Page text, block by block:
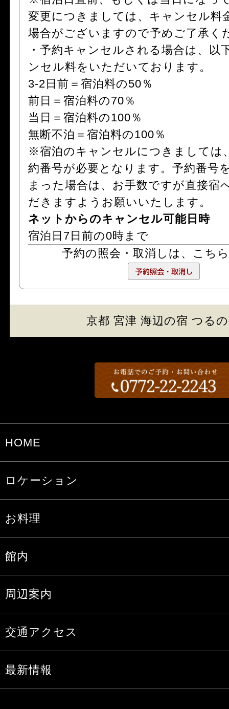
変更につきましては、キャンセル料
場合がございますので予めご了承く
・予約キャンセルされる場合は、以
ンセル料をいただいております。
3-2日前＝宿泊料の50％
前日＝宿泊料の70％
当日＝宿泊料の100％
無断不泊＝宿泊料の100％
※宿泊のキャンセルにつきましては
約番号が必要となります。予約番号
まった場合は、お手数ですが直接宿
だきますようお願いいたします。
ネットからのキャンセル可能日時
宿泊日7日前の0時まで
予約の照会・取消しは、 こちら
京都 宮津 海辺の宿 つる
HOME
ロケーション
お料理
館内
周辺案内
交通アクセス
最新情報